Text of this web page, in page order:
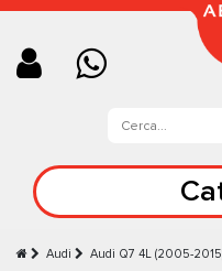
Audi Audi Q7 4L (2005-